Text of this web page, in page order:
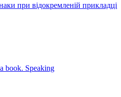
при відокремленій прикладці
book. Speaking